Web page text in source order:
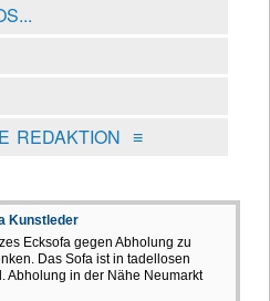
REDAKTION ≡
Kunstleder
Ecksofa gegen Abholung zu
Das Sofa ist in tadellosen
Abholung in der Nähe Neumarkt